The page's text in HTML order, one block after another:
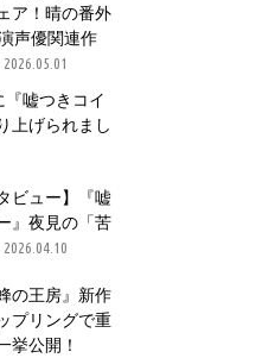
ア！晴の番外
声優関連作
2026.05.01
『嘘つきコイ
上げられまし
ビュー】『嘘
』夜見の「苦
2026.04.10
の王房』新作
プリングで重
挙公開！